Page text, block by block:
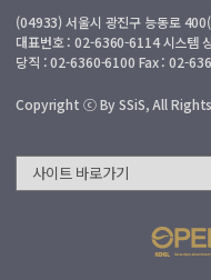
(04933) 서울시 광진구 능동로
대표번호 : 02-6360-6114 시스템
당직 : 02-6360-6100 Fax : 02-
Copyright ⓒ By SSiS, All